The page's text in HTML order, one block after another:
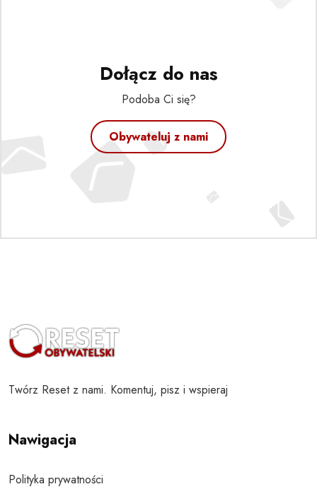
Dołącz do nas
Podoba Ci się?
Obywateluj z nami
Twórz Reset z nami. Komentuj, pisz i wspieraj
Nawigacja
Polityka prywatności